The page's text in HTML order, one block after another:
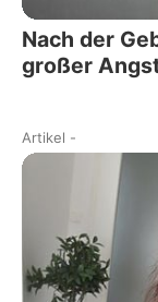
Nach der
großer
Artikel -